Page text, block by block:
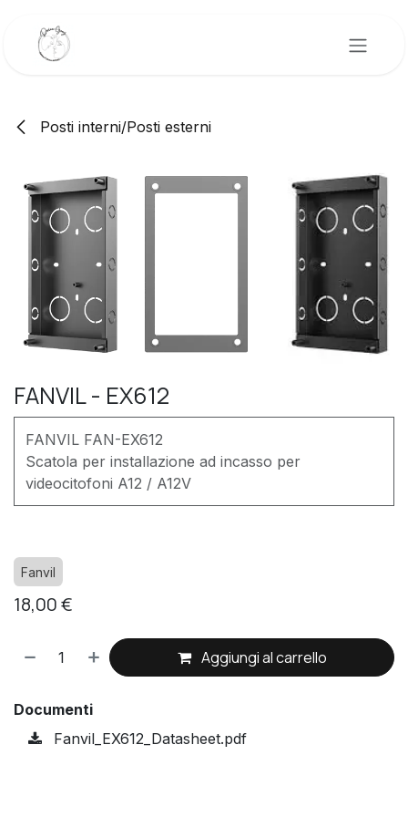
Posti interni/Posti esterni
FANVIL - EX612
FANVIL FAN-EX612
Scatola per installazione ad incasso per
videocitofoni A12 / A12V
Fanvil
18,00€
Aggiungi al carrello
Documenti
Fanvil_EX612_Datasheet.pdf